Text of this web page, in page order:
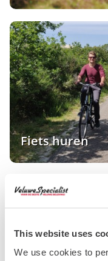
This website uses
We use cookies to
Fiets huren